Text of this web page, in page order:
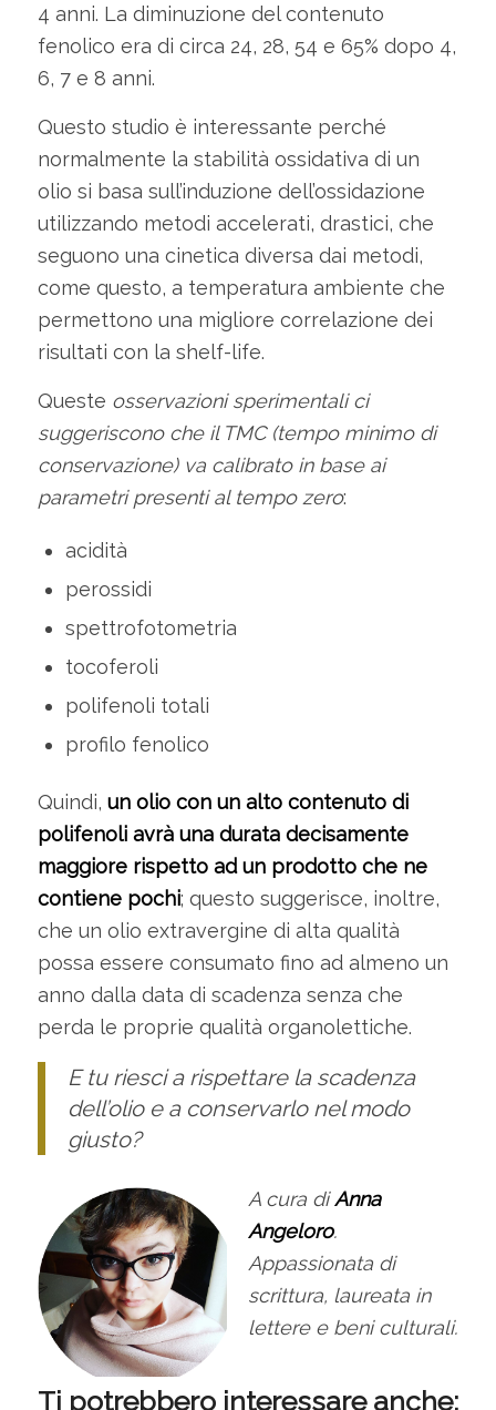
4 anni. La diminuzione del contenuto
fenolico era di circa 24, 28, 54 e 65% dopo 4,
6, 7 e 8 anni.
Questo studio è interessante perché
normalmente la stabilità ossidativa di un
olio si basa sull’induzione dell’ossidazione
utilizzando metodi accelerati, drastici, che
seguono una cinetica diversa dai metodi,
come questo, a temperatura ambiente che
permettono una migliore correlazione dei
risultati con la shelf-life.
Queste osservazioni sperimentali ci
suggeriscono che il TMC (tempo minimo di
conservazione) va calibrato in base ai
parametri presenti al tempo zero:
acidità
perossidi
spettrofotometria
tocoferoli
polifenoli totali
profilo fenolico
Quindi, un olio con un alto contenuto di
polifenoli avrà una durata decisamente
maggiore rispetto ad un prodotto che ne
contiene pochi; questo suggerisce, inoltre,
che un olio extravergine di alta qualità
possa essere consumato fino ad almeno un
anno dalla data di scadenza senza che
perda le proprie qualità organolettiche.
E tu riesci a rispettare la scadenza
dell’olio e a conservarlo nel modo
giusto?
A cura diAnna
Angeloro.
Appassionata di
scrittura, laureata in
lettere e beni culturali.
Ti potrebbero interessare anche: